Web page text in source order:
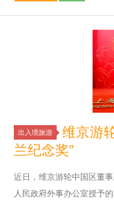
出入境旅游
维京游
兰纪念奖”
近日，维京游轮中国区董
人民政府外事办公室授予